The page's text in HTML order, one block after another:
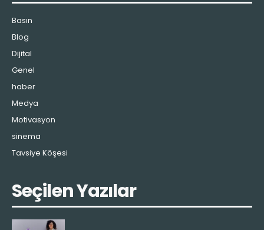
Basın
Blog
Dijital
Genel
haber
Medya
Motivasyon
sinema
Tavsiye Köşesi
Seçilen Yazılar